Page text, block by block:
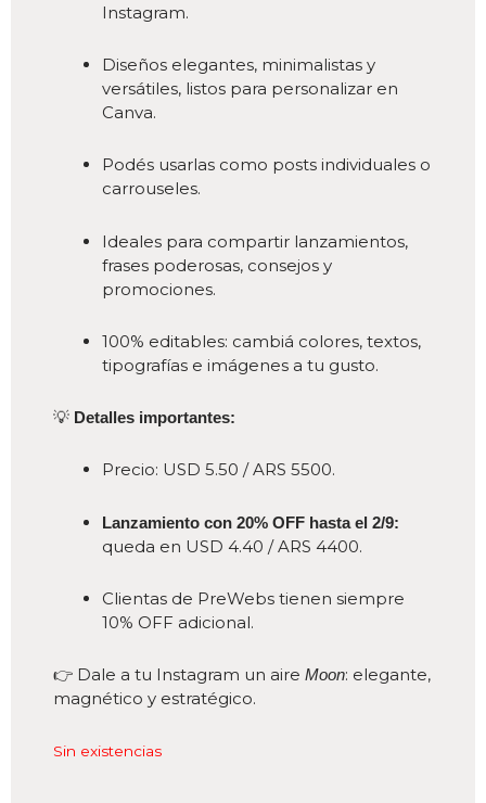
Instagram.
Diseños elegantes, minimalistas y
versátiles, listos para personalizar en
Canva.
Podés usarlas como posts individuales o
carrouseles.
Ideales para compartir lanzamientos,
frases poderosas, consejos y
promociones.
100% editables: cambiá colores, textos,
tipografías e imágenes a tu gusto.
💡 Detalles importantes:
Precio: USD 5.50 / ARS 5500.
Lanzamiento con 20% OFF hasta el 2/9:
queda en USD 4.40 / ARS 4400.
Clientas de PreWebs tienen siempre
10% OFF adicional.
👉 Dale a tu Instagram un aire Moon: elegante,
magnético y estratégico.
Sin existencias